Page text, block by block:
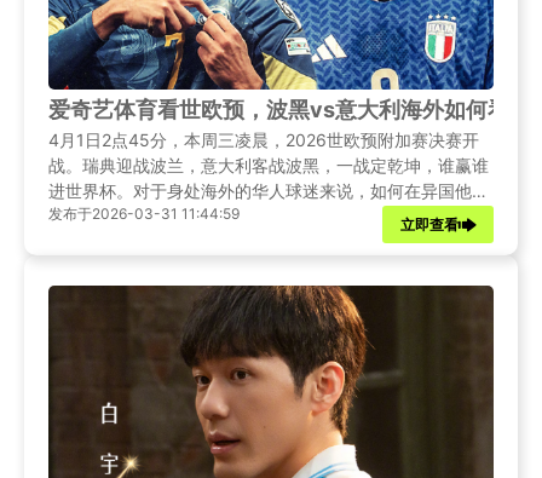
爱奇艺体育看世欧预，波黑vs意大利海外如何看中
4月1日2点45分，本周三凌晨，2026世欧预附加赛决赛开
战。瑞典迎战波兰，意大利客战波黑，一战定乾坤，谁赢谁
进世界杯。对于身处海外的华人球迷来说，如何在异国他乡
流畅观看爱奇艺体育的中文解说直播？本文将为您带来赛前
最新资讯，并提供多种海外观看中文解说的实用解决方案。
发布于2026-03-31 11:44:59
立即查看